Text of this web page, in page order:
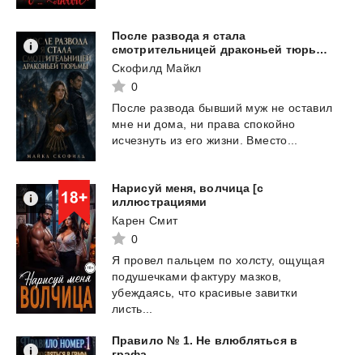
После развода я стала
смотрительницей драконьей тюрьмы
Скофилд Майкл
0
После развода бывший муж не оставил
мне ни дома, ни права спокойно
исчезнуть из его жизни. Вместо...
Нарисуй меня, волчица [с
иллюстрациями
Карен Смит
0
Я провел пальцем по холсту, ощущая
подушечками фактуру мазков,
убеждаясь, что красивые завитки
листь...
Правило № 1. Не влюбляться в